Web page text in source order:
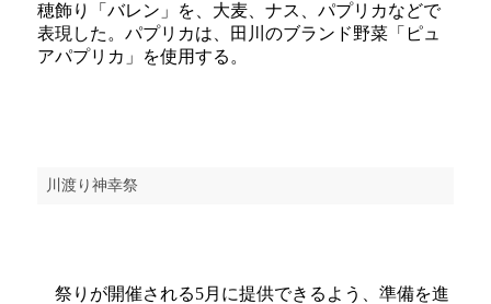
穂飾り「バレン」を、大麦、ナス、パプリカなどで
表現した。パプリカは、田川のブランド野菜「ピュ
アパプリカ」を使用する。
川渡り神幸祭
祭りが開催される5月に提供できるよう、準備を進